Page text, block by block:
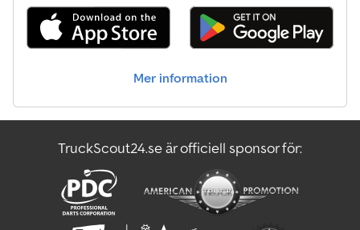
Mer information
TruckScout24.se är officiell sponsor för: